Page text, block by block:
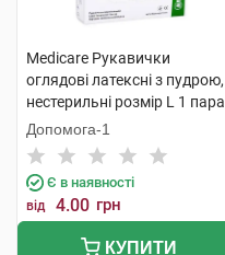
Medicare Рукавички
оглядові латексні з пудрою,
нестерильні розмір L 1 пара
Допомога-1
Є в наявності
від 4.00 грн
КУПИТИ